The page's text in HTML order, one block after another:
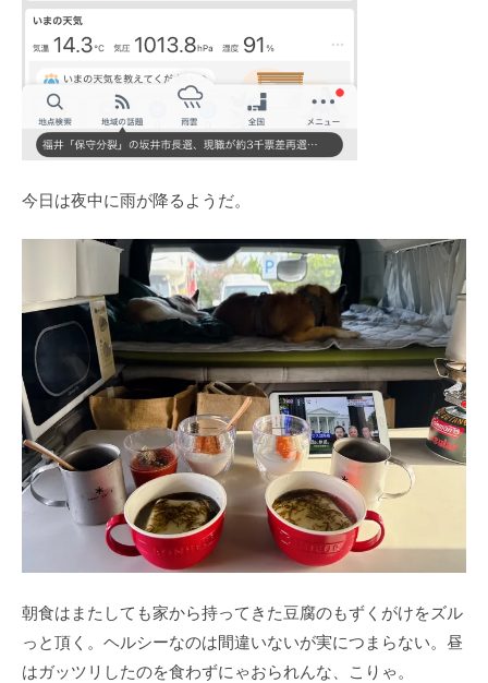
今日は夜中に雨が降るようだ。
朝食はまたしても家から持ってきた豆腐のもずくがけをズル
っと頂く。ヘルシーなのは間違いないが実につまらない。昼
はガッツリしたのを食わずにゃおられんな、こりゃ。